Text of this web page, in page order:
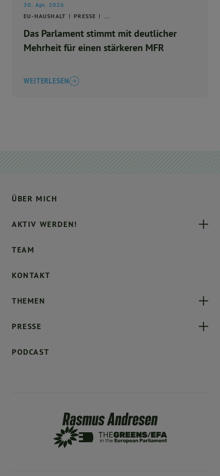
30. Apr. 2026
EU-HAUSHALT
PRESSE ...
Das Parlament stimmt mit deutlicher
Mehrheit für einen stärkeren MFR
WEITERLESEN
ÜBER MICH
AKTIV WERDEN!
TEAM
KONTAKT
THEMEN
PRESSE
PODCAST